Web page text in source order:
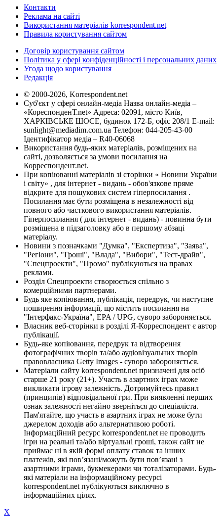
Контакти
Реклама на сайті
Використання матеріалів korrespondent.net
Правила користування сайтом
Договір користування сайтом
Політика у сфері конфіденційності і персональних даних
Угода щодо користування
Редакція
© 2000-2026, Korrespondent.net
Суб'єкт у сфері онлайн-медіа Назва онлайн-медіа –
«КореспонденТ.net» Адреса: 02091, місто Київ,
ХАРКІВСЬКЕ ШОСЕ, будинок 172-Б, офіс 208/1 E-mail:
sunlight@mediadim.com.ua Телефон: 044-205-43-00
Ідентифікатор медіа – R40-06068
Використання будь-яких матеріалів, розміщених на
сайті, дозволяється за умови посилання на
Корреспондент.net.
При копіюванні матеріалів зі сторінки « Новини України
і світу» , для інтернет - видань - обов'язкове пряме
відкрите для пошукових систем гіперпосилання .
Посилання має бути розміщена в незалежності від
повного або часткового використання матеріалів.
Гіперпосилання ( для інтернет - видань) - повинна бути
розміщена в підзаголовку або в першому абзаці
матеріалу.
Новини з позначками "Думка", "Експертиза", "Заява",
"Регіони", "Гроші", "Влада", "Вибори", "Тест-драйв",
"Спецпроекти", "Промо" публікуються на правах
реклами.
Розділ Спецпроекти створюється спільно з
комерційними партнерами.
Будь яке копіювання, публікація, передрук, чи наступне
поширення інформації, що містить посилання на
"Інтерфакс-Україна", EPA / UPG, суворо забороняється.
Власник веб-сторінки в розділі Я-Корреспондент є автор
публікації.
Будь-яке копіювання, передрук та відтворення
фотографічних творів та/або аудіовізуальних творів
правовласника Getty Images - суворо забороняється.
Матеріали сайту korrespondent.net призначені для осіб
старше 21 року (21+). Участь в азартних іграх може
викликати ігрову залежність. Дотримуйтесь правил
(принципів) відповідальної гри. При виявленні перших
ознак залежності негайно зверніться до спеціаліста.
Пам'ятайте, що участь в азартних іграх не може бути
джерелом доходів або альтернативою роботі.
Інформаційний ресурс korrespondent.net не проводить
ігри на реальні та/або віртуальні гроші, також сайт не
приймає ні в якій формі оплату ставок та інших
платежів, які пов’язані/можуть бути пов’язані з
азартними іграми, букмекерами чи тоталізаторами. Будь-
які матеріали на інформаційному ресурсі
korrespondent.net публікуються виключно в
інформаційних цілях.
X